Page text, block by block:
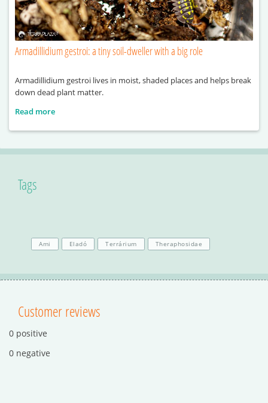
Armadillidium gestroi: a tiny soil-dweller with a big role
Armadillidium gestroi lives in moist, shaded places and helps break
down dead plant matter.
Read more
Tags
Ami Eladó Terrárium Theraphosidae
Customer reviews
0 positive
0 negative